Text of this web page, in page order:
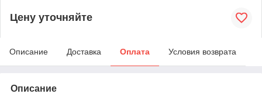
Цену уточняйте
Описание Доставка Оплата Условия возврата
Описание